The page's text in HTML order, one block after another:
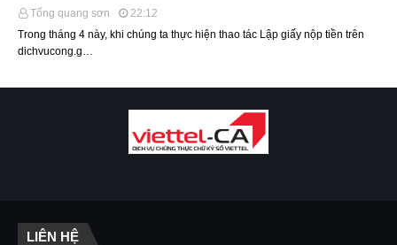
Tống quang sơn
22:12
Trong tháng 4 này, khi chúng ta thực hiện thao tác Lập giấy nộp tiền trên
dichvucong.g…
LIÊN HỆ